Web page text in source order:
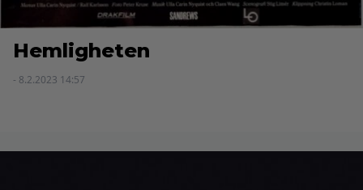
Hemligheten
- 8.2.2023 14:57